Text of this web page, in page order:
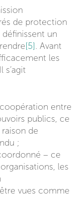
de protection
définissent un
[5]. Avant
les
s’agit
entre
publics, ce
de
;
– ce
les
vues comme